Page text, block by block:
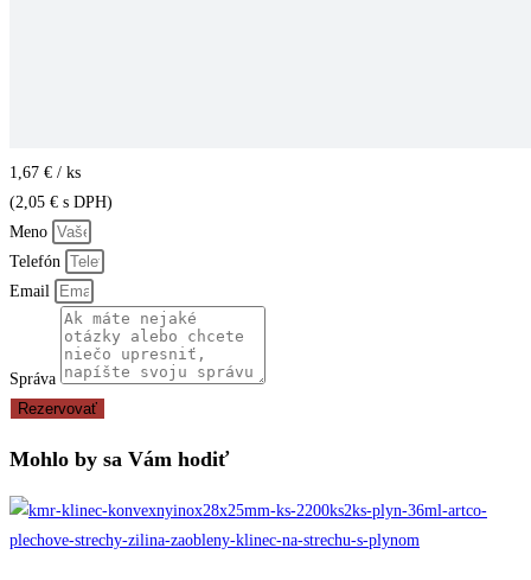
1,67 € / ks
(2,05 € s DPH)
Meno
Telefón
Email
Správa
Rezervovať
Mohlo by sa Vám hodiť